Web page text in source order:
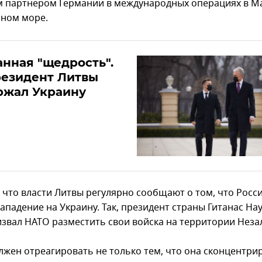
партнером Германии в международных операциях в
море.
"щедрость".
Литвы
Украину
власти Литвы регулярно сообщают о том, что
на Украину. Так, президент страны Гитанас
НАТО разместить свои войска на территории
отреагировать не только тем, что она